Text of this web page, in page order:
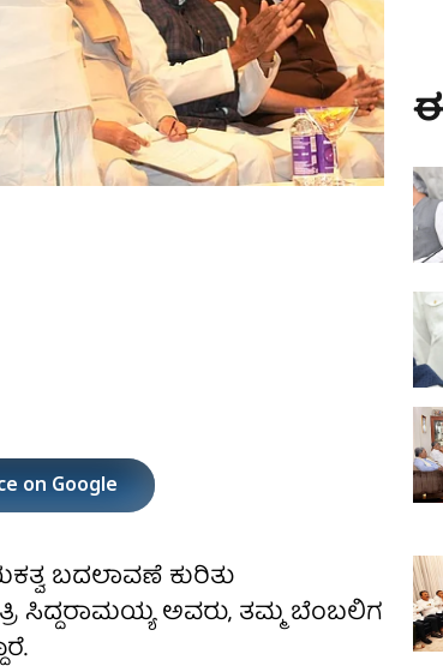
on Google
ಬದಲಾವಣೆ ಕುರಿತು
ಸಿದ್ದರಾಮಯ್ಯ ಅವರು, ತಮ್ಮ ಬೆಂಬಲಿಗ